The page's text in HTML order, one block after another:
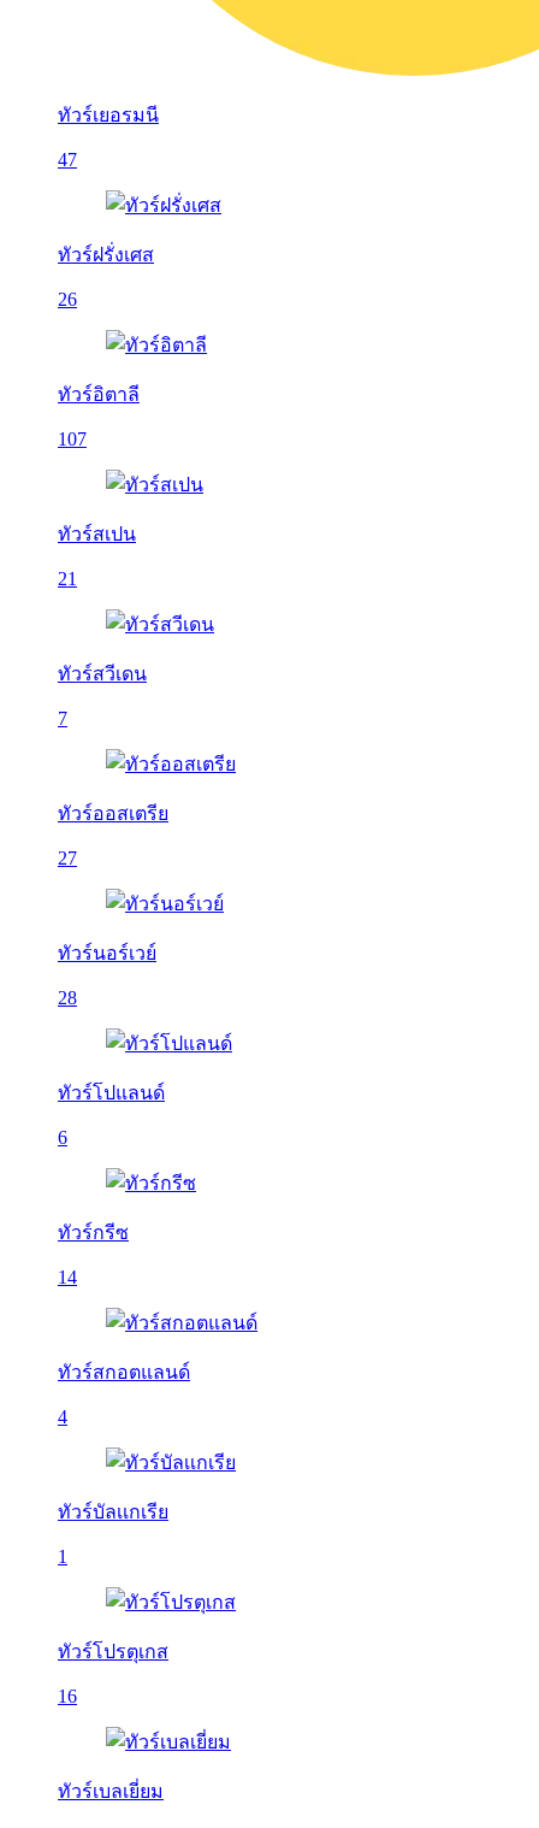
ทัวร์เยอรมนี
47
ทัวร์ฝรั่งเศส
26
ทัวร์อิตาลี
107
ทัวร์สเปน
21
ทัวร์สวีเดน
7
ทัวร์ออสเตรีย
27
ทัวร์นอร์เวย์
28
ทัวร์โปแลนด์
6
ทัวร์กรีซ
14
ทัวร์สกอตแลนด์
4
ทัวร์บัลเเกเรีย
1
ทัวร์โปรตุเกส
16
ทัวร์เบลเยี่ยม